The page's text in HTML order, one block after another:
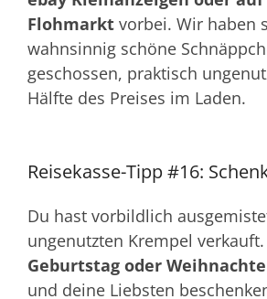
Flohmarkt vorbei. Wir haben
wahnsinnig schöne
geschossen, praktisch
Hälfte des Preises im Laden.
Reisekasse-Tipp #16:
Du hast vorbildlich
ungenutzten Krempel
Geburtstag oder
und deine Liebsten